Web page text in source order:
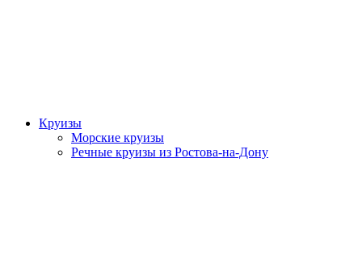
Круизы
Морские круизы
Речные круизы из Ростова-на-Дону